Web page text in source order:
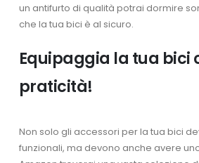
un antifurto di qualità potrai dormire
che la tua bici è al sicuro.
Equipaggia la tua bici
praticità!
Non solo gli accessori per la tua bici
funzionali, ma devono anche avere